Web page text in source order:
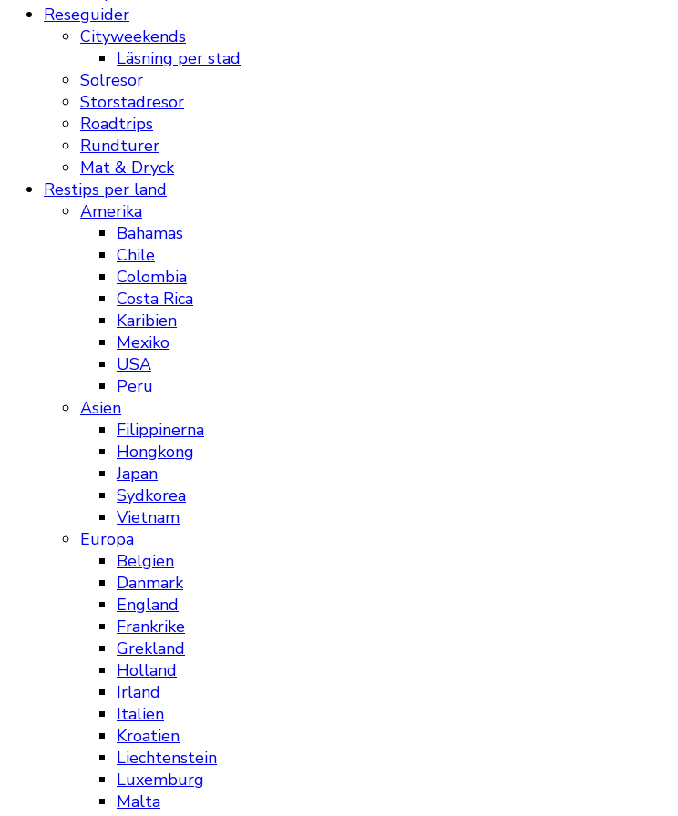
Reseguider
Cityweekends
Läsning per stad
Solresor
Storstadresor
Roadtrips
Rundturer
Mat & Dryck
Restips per land
Amerika
Bahamas
Chile
Colombia
Costa Rica
Karibien
Mexiko
USA
Peru
Asien
Filippinerna
Hongkong
Japan
Sydkorea
Vietnam
Europa
Belgien
Danmark
England
Frankrike
Grekland
Holland
Irland
Italien
Kroatien
Liechtenstein
Luxemburg
Malta